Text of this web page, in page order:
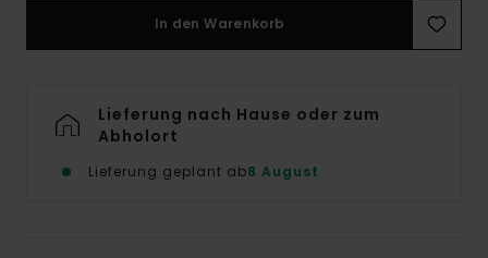
In den Warenkorb
Lieferung nach Hause oder zum
Abholort
Lieferung geplant ab8 August